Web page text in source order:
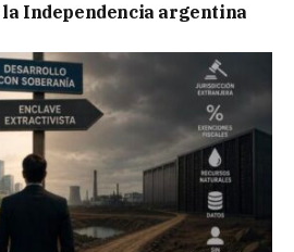
Independencia argentina